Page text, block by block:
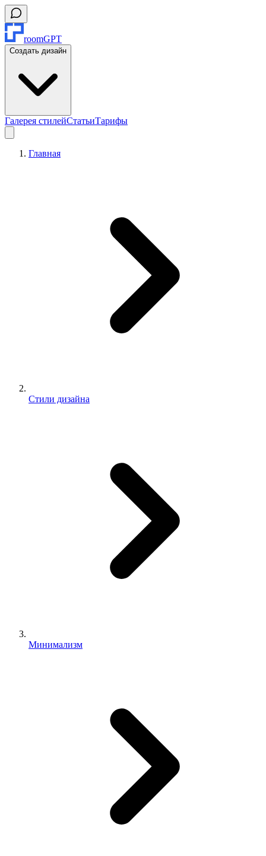
roomGPT
Создать дизайн
Галерея стилейСтатьиТарифы
Главная
Стили дизайна
Минимализм